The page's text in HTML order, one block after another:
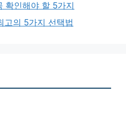
확인해야 할 5가지
고의 5가지 선택법